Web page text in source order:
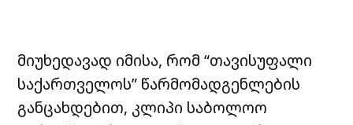
მიუხედავად იმისა, რომ “თავისუფალი
საქართველოს” წარმომადგენლების
განცახდებით, კლიპი საბოლოო